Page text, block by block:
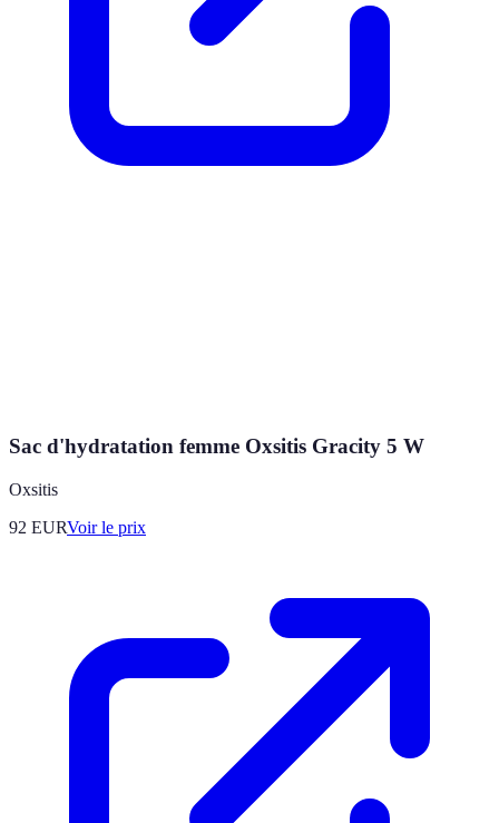
Sac d'hydratation femme Oxsitis Gracity 5 W
Oxsitis
92 EURVoir le prix